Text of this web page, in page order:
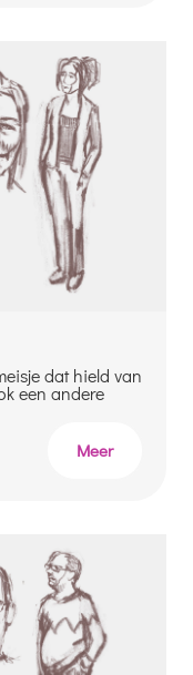
dat hield van
een andere
Meer